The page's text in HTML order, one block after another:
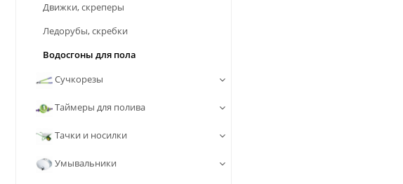
Движки, скреперы
Ледорубы, скребки
Водосгоны для пола
Сучкорезы
Таймеры для полива
Тачки и носилки
Умывальники